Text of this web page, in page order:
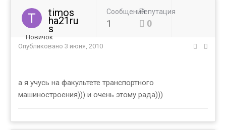
timos
ha21ru
s
Новичок
Сообщений
1
Репутация
0
Опубликовано 3 июня, 2010
а я учусь на факультете транспортного
машиностроения))) и очень этому рада)))